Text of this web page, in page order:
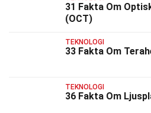
31 Fakta Om
(OCT)
TEKNOLOGI
33 Fakta Om
TEKNOLOGI
36 Fakta Om